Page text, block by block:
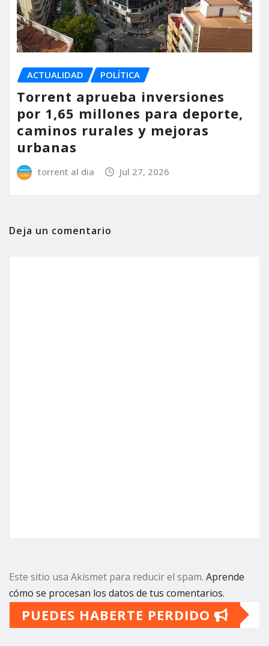
ACTUALIDAD POLÍTICA
Torrent aprueba inversiones
por 1,65 millones para deporte,
caminos rurales y mejoras
urbanas
torrent al dia Jul 27, 2026
Deja un comentario
Este sitio usa Akismet para reducir el spam. Aprende
cómo se procesan los datos de tus comentarios.
PUEDES HABERTE PERDIDO